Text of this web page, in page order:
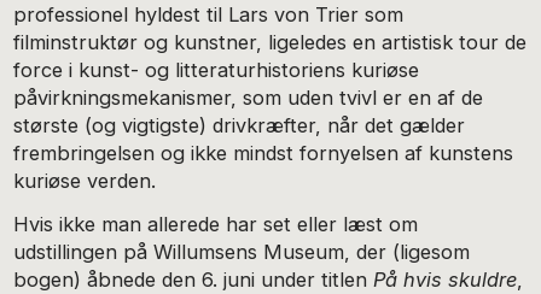
professionel hyldest til Lars von Trier som
filminstruktør og kunstner, ligeledes en artistisk tour de
force i kunst- og litteraturhistoriens kuriøse
påvirkningsmekanismer, som uden tvivl er en af de
største (og vigtigste) drivkræfter, når det gælder
frembringelsen og ikke mindst fornyelsen af kunstens
kuriøse verden.
Hvis ikke man allerede har set eller læst om
udstillingen på Willumsens Museum, der (ligesom
bogen) åbnede den 6. juni under titlenPå hvis skuldre,